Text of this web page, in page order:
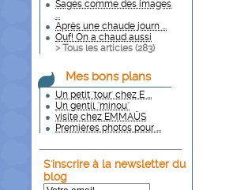
Sages comme des images
...
Après une chaude journ ...
Ouf! On a chaud aussi
> Tous les articles (283)
Mes bons plans
Un petit 'tour' chez E ...
Un gentil "minou"
visite chez EMMAÜS
Premières photos pour ...
S'inscrire à la newsletter du
blog